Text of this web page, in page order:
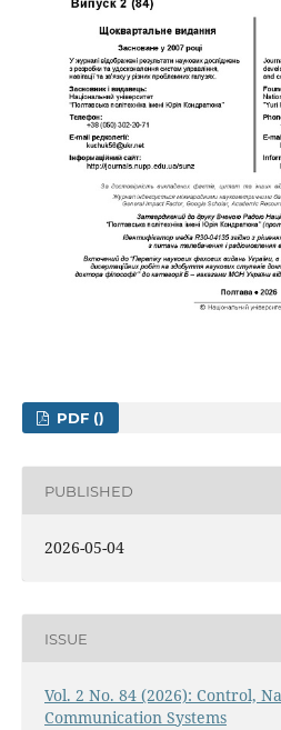
PDF ()
PUBLISHED
2026-05-04
ISSUE
Vol. 2 No. 84 (2026): Control,
Communication Systems